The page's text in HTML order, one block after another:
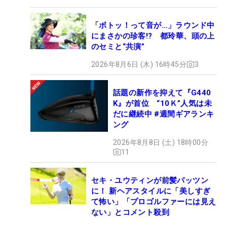
「ボトッ！って音が…」ラウンド中
にまさかの珍客!? 都玲華、頭の上
のセミと“共演”
2026年8月6日 (木) 16時45分 3
話題の新作を抑えて『G440
K』が首位 “10Ｋ”人気は未
だに継続中 #週間ギアランキ
ング
2026年8月8日 (土) 18時00分
11
セキ・ユウティンが前髪パッツン
に！ 新ヘアスタイルに「美しすぎ
て怖い」「プロゴルファーには見え
ない」とコメント殺到